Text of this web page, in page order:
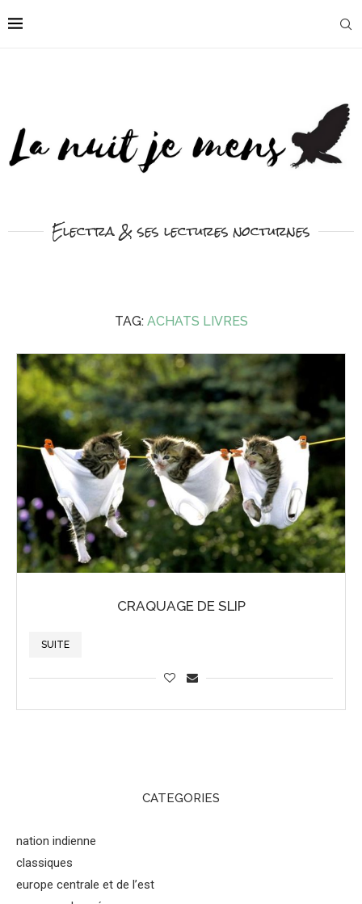
Electra & ses lectures nocturnes
TAG: ACHATS LIVRES
CRAQUAGE DE SLIP
SUITE
CATEGORIES
nation indienne
classiques
europe centrale et de l’est